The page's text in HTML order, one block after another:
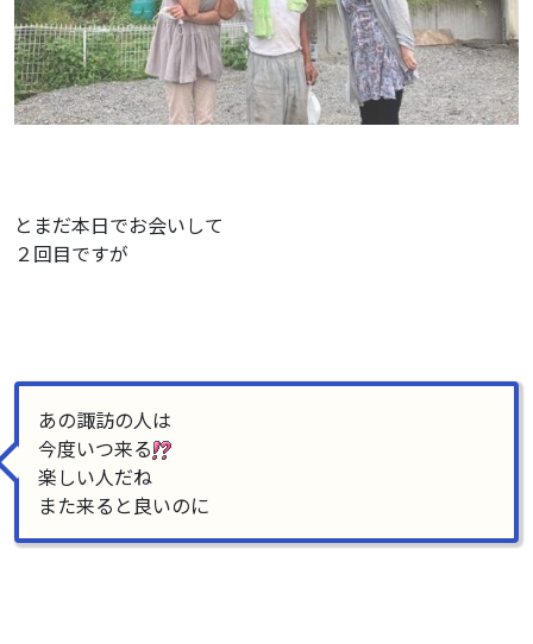
とまだ本日でお会いして
２回目ですが
あの諏訪の人は
今度いつ来る
楽しい人だね
また来ると良いのに